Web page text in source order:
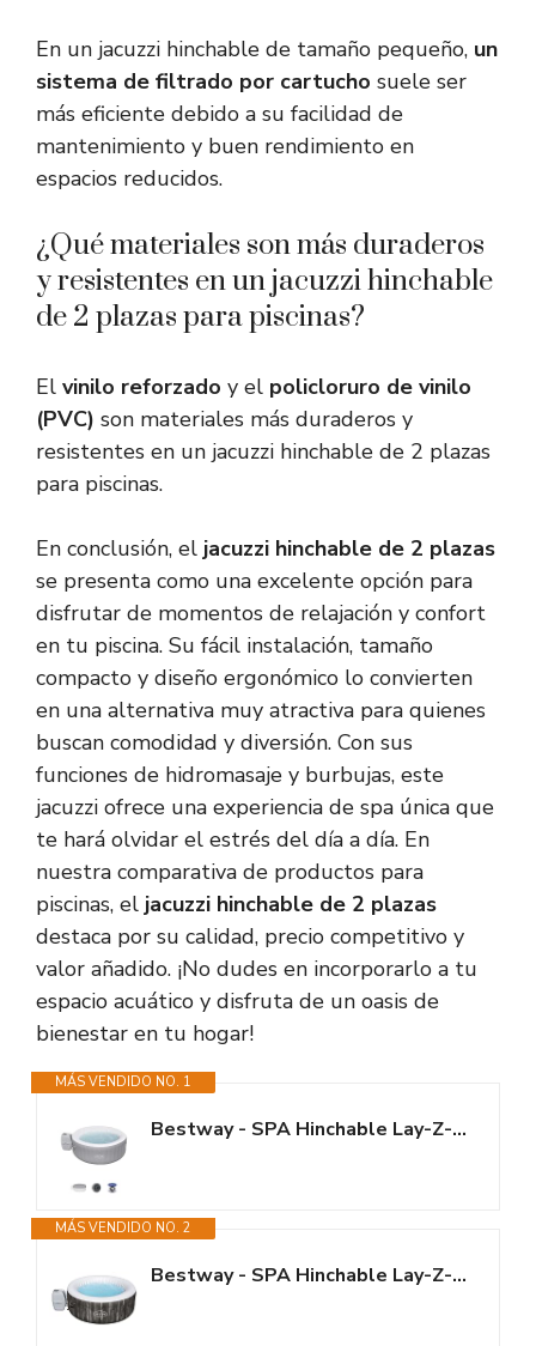
En un jacuzzi hinchable de tamaño pequeño, un
sistema de filtrado por cartucho suele ser
más eficiente debido a su facilidad de
mantenimiento y buen rendimiento en
espacios reducidos.
¿Qué materiales son más duraderos
y resistentes en un jacuzzi hinchable
de 2 plazas para piscinas?
El vinilo reforzado y el policloruro de vinilo
(PVC) son materiales más duraderos y
resistentes en un jacuzzi hinchable de 2 plazas
para piscinas.
En conclusión, el jacuzzi hinchable de 2 plazas
se presenta como una excelente opción para
disfrutar de momentos de relajación y confort
en tu piscina. Su fácil instalación, tamaño
compacto y diseño ergonómico lo convierten
en una alternativa muy atractiva para quienes
buscan comodidad y diversión. Con sus
funciones de hidromasaje y burbujas, este
jacuzzi ofrece una experiencia de spa única que
te hará olvidar el estrés del día a día. En
nuestra comparativa de productos para
piscinas, el jacuzzi hinchable de 2 plazas
destaca por su calidad, precio competitivo y
valor añadido. ¡No dudes en incorporarlo a tu
espacio acuático y disfruta de un oasis de
bienestar en tu hogar!
MÁS VENDIDO NO. 1
Bestway - SPA Hinchable Lay-Z-SPA St Lucia para 2-3 Personas Redondo 170x66...
MÁS VENDIDO NO. 2
Bestway - SPA Hinchable Lay-Z-SPA Bahamas para 2-4 Personas Redondo 180 x...